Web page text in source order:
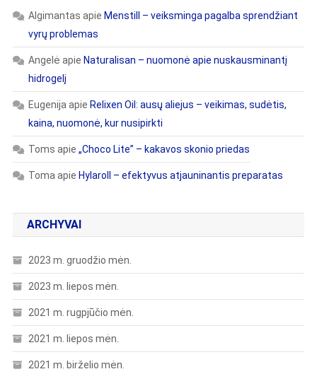
Algimantas apie Menstill – veiksminga pagalba sprendžiant
vyrų problemas
Angelė apie Naturalisan – nuomonė apie nuskausminantį
hidrogelį
Eugenija apie Relixen Oil: ausų aliejus – veikimas, sudėtis,
kaina, nuomonė, kur nusipirkti
Toms apie „Choco Lite” – kakavos skonio priedas
Toma apie Hylaroll – efektyvus atjauninantis preparatas
ARCHYVAI
2023 m. gruodžio mėn.
2023 m. liepos mėn.
2021 m. rugpjūčio mėn.
2021 m. liepos mėn.
2021 m. birželio mėn.